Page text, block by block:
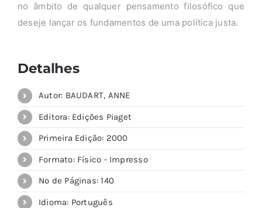
no âmbito de qualquer pensamento filosófico que
deseje lançar os fundamentos de uma política justa.
Detalhes
Autor: BAUDART, ANNE
Editora: Edições Piaget
Primeira Edição: 2000
Formato: Físico - Impresso
Nº de Páginas: 140
Idioma: Português